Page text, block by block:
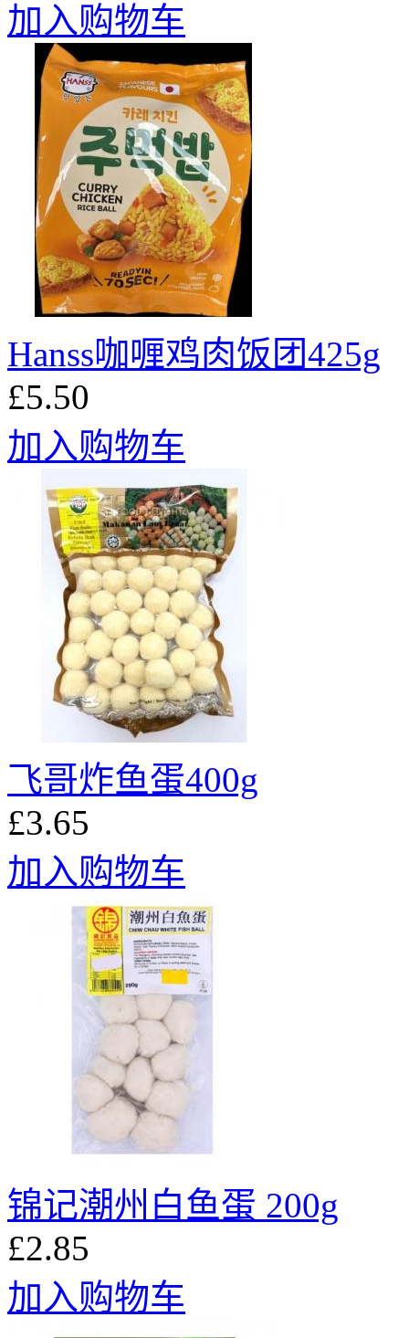
加入购物车
Hanss咖喱鸡肉饭团425g
£5.50
加入购物车
飞哥炸鱼蛋400g
£3.65
加入购物车
锦记潮州白鱼蛋 200g
£2.85
加入购物车